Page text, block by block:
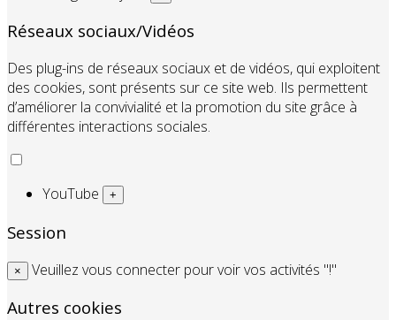
Réseaux sociaux/Vidéos
Des plug-ins de réseaux sociaux et de vidéos, qui exploitent
des cookies, sont présents sur ce site web. Ils permettent
d’améliorer la convivialité et la promotion du site grâce à
différentes interactions sociales.
YouTube +
Session
× Veuillez vous connecter pour voir vos activités "!"
Autres cookies